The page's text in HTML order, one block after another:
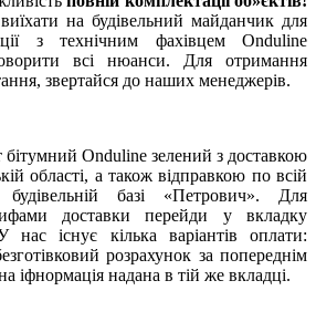
на будівельний майданчик для
з технічним фахівцем Onduline
всі нюанси. Для отримання
звертайся до наших менеджерів.
Onduline зелений з доставкою
області, а також відправкою по всій
базі «Петрович». Для
доставки перейди у вкладку
існує кілька варіантів оплати:
розрахунок за попереднім
іфнормація надана в тій же вкладці.